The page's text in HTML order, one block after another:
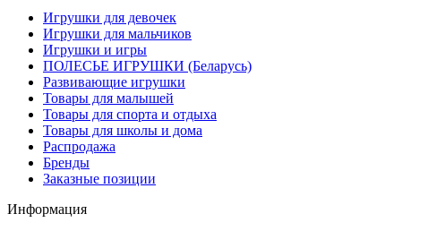
Игрушки для девочек
Игрушки для мальчиков
Игрушки и игры
ПОЛЕСЬЕ ИГРУШКИ (Беларусь)
Развивающие игрушки
Товары для малышей
Товары для спорта и отдыха
Товары для школы и дома
Распродажа
Бренды
Заказные позиции
Информация